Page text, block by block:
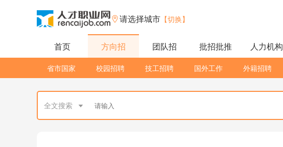
请选择城市 【切换】
首页 方向招 团队招 批招批推 人力机构
省市国家 校园招聘 技工招聘 国外工作 外籍招聘
全文搜索